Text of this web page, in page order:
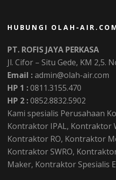
HUBUNGI OLAH-
PT. ROFIS JAYA PERKASA
Jl. Cifor – Situ Gede, KM 2,5.
Email :admin@olah-air.com
HP 1 :0811.3155.470
HP 2 :0852.8832.5902
Kami spesialis Perusahaan
Kontraktor IPAL, Kontraktor
Kontraktor RO, Kontraktor
Kontraktor SWRO,
Maker, Kontraktor Spesialis